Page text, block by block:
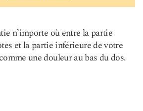
n’importe où entre la partie
et la partie inférieure de votre
une douleur au bas du dos.